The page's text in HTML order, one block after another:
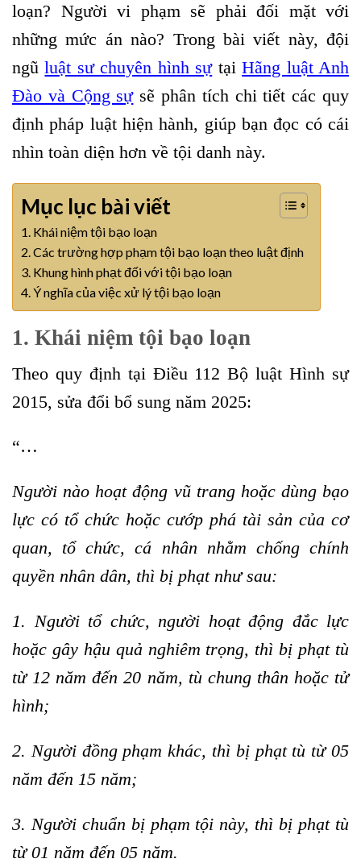
loạn? Người vi phạm sẽ phải đối mặt với
những mức án nào? Trong bài viết này, đội
ngũluật sư chuyên hình sựtạiHãng luật Anh
Đào và Cộng sựsẽ phân tích chi tiết các quy
định pháp luật hiện hành, giúp bạn đọc có cái
nhìn toàn diện hơn về tội danh này.
Mục lục bài viết
1. Khái niệm tội bạo loạn
2. Các trường hợp phạm tội bạo loạn theo luật định
3. Khung hình phạt đối với tội bạo loạn
4. Ý nghĩa của việc xử lý tội bạo loạn
1. Khái niệm tội bạo loạn
Theo quy định tại Điều 112 Bộ luật Hình sự
2015, sửa đổi bổ sung năm 2025:
“…
Người nào hoạt động vũ trang hoặc dùng bạo
lực có tổ chức hoặc cướp phá tài sản của cơ
quan, tổ chức, cá nhân nhằm chống chính
quyền nhân dân, thì bị phạt như sau:
1. Người tổ chức, người hoạt động đắc lực
hoặc gây hậu quả nghiêm trọng, thì bị phạt tù
từ 12 năm đến 20 năm, tù chung thân hoặc tử
hình;
2. Người đồng phạm khác, thì bị phạt tù từ 05
năm đến 15 năm;
3. Người chuẩn bị phạm tội này, thì bị phạt tù
từ 01 năm đến 05 năm.